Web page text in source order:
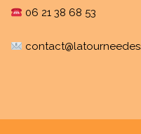
06 21 38 68 53